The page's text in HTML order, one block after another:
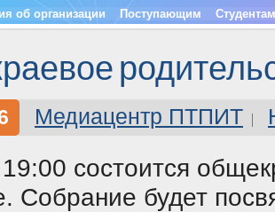
об организации Поступающим Студентам
Медиацентр ПТПИТ
состоится
Собрание будет